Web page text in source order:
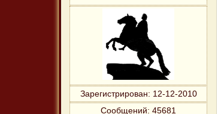
Зарегистрирован: 12-12-2010
Сообщений: 45681